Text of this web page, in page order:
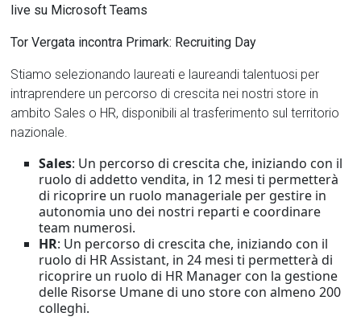
live su Microsoft Teams
Tor Vergata incontra Primark: Recruiting Day
Stiamo selezionando laureati e laureandi talentuosi per
intraprendere un percorso di crescita nei nostri store in
ambito Sales o HR, disponibili al trasferimento sul territorio
nazionale.
Sales: Un percorso di crescita che, iniziando con il
ruolo di addetto vendita, in 12 mesi ti permetterà
di ricoprire un ruolo manageriale per gestire in
autonomia uno dei nostri reparti e coordinare
team numerosi.
HR: Un percorso di crescita che, iniziando con il
ruolo di HR Assistant, in 24 mesi ti permetterà di
ricoprire un ruolo di HR Manager con la gestione
delle Risorse Umane di uno store con almeno 200
colleghi.